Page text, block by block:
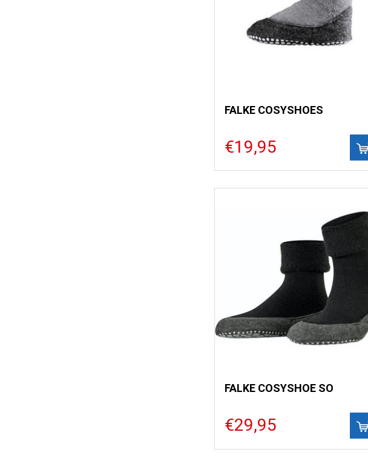
FALKE COSYSHOES
€19,95
FALKE COSYSHOE SO
€29,95